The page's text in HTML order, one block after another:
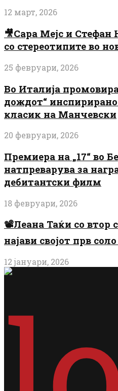
12 март, 2026
🎥Сара Мејс и Стефан
со стереотипите во
25 февруари, 2026
Во Италија
дождот“
класик на Манчевски
20 февруари, 2026
Премиера на „17“ во
натпреварува за
дебитантски филм
18 февруари, 2026
📽️Леана Таќи со втор
најави својот прв
12 јануари, 2026